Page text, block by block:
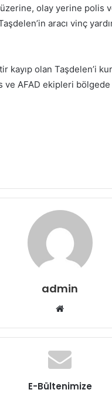
olay yerine polis
aracı vinç
kayıp olan Taşdelen’i
ve AFAD ekipleri bölgede
admin
Web
E-Bültenimize